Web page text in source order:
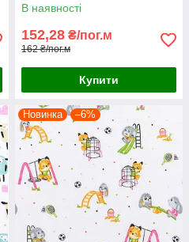
В наявності
152,28 ₴/пог.м
162 ₴/пог.м
Купити
Новинка –6%